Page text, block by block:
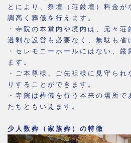
とにより、祭壇（荘厳壇）料金が
調高く葬儀を行えます。
・寺院の本堂内や境内は、元々荘
過剰な設営も必要なく、無駄も省
・セレモニーホールにはない、厳
ます。
・ご本尊様、ご先祖様に見守られ
りすることができます。
・寺院は葬儀を行う本来の場所
たちともいえます。
少人数葬（家族葬）の特徴